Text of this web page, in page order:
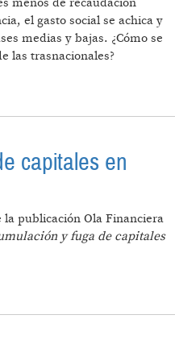
el gasto social se achica y
medias y bajas. ¿Cómo se
las trasnacionales?
capitales en
la publicación Ola Financiera
y fuga de capitales